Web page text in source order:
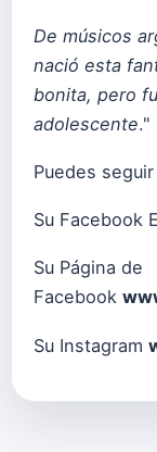
De músicos
nació esta
bonita, pero
adolescente."
Puedes
Su Facebook
Su Página de
Facebook
Su Instagram